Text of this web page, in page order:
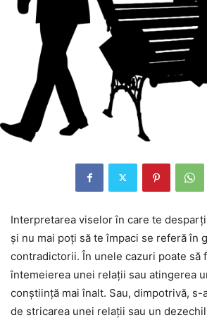
Interpretarea viselor în care te
și nu mai poți să te împaci se referă în
contradictorii. În unele cazuri poate să
întemeierea unei relații sau atingerea
conștiință mai înalt. Sau, dimpotrivă, s-
de stricarea unei relații sau un